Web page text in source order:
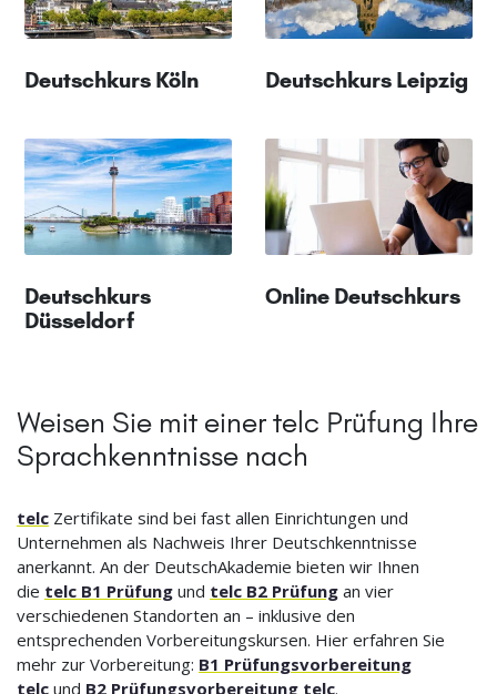
Deutschkurs Köln Deutschkurs Leipzig
Deutschkurs
Düsseldorf
Online Deutschkurs
Weisen Sie mit einer telc Prüfung Ihre
Sprachkenntnisse nach
telc Zertifikate sind bei fast allen Einrichtungen und
Unternehmen als Nachweis Ihrer Deutschkenntnisse
anerkannt. An der DeutschAkademie bieten wir Ihnen
die telc B1 Prüfung und telc B2 Prüfung an vier
verschiedenen Standorten an – inklusive den
entsprechenden Vorbereitungskursen. Hier erfahren Sie
mehr zur Vorbereitung: B1 Prüfungsvorbereitung
telc und B2 Prüfungsvorbereitung telc.